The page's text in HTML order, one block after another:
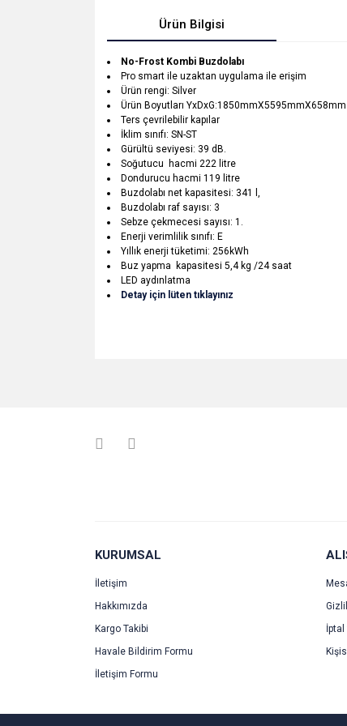
Ürün Bilgisi
No-Frost Kombi Buzdolabı
Pro smart ile uzaktan uygulama ile erişim
Ürün rengi: Silver
Ürün Boyutları YxDxG:1850mmX5595mmX658mm
Ters çevrilebilir kapılar
İklim sınıfı: SN-ST
Gürültü seviyesi: 39 dB.
Soğutucu hacmi 222 litre
Dondurucu hacmi 119 litre
Buzdolabı net kapasitesi: 341 l,
Buzdolabı raf sayısı: 3
Sebze çekmecesi sayısı: 1.
Enerji verimlilik sınıfı: E
Yıllık enerji tüketimi: 256kWh
Buz yapma kapasitesi 5,4 kg /24 saat
LED aydınlatma
Detay için lüten tıklayınız
KURUMSAL
İletişim
Hakkımızda
Kargo Takibi
Havale Bildirim Formu
İletişim Formu
İptal